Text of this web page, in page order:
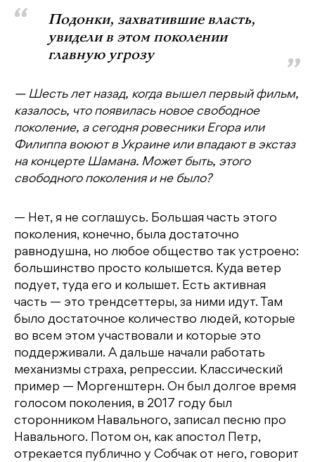
Подонки, захватившие власть,
увидели в этом поколении
главную угрозу
— Шесть лет назад, когда вышел первый фильм,
казалось, что появилась новое свободное
поколение, а сегодня ровесники Егора или
Филиппа воюют в Украине или впадают в экстаз
на концерте Шамана. Может быть, этого
свободного поколения и не было?
— Нет, я не соглашусь. Большая часть этого
поколения, конечно, была достаточно
равнодушна, но любое общество так устроено:
большинство просто колышется. Куда ветер
подует, туда его и колышет. Есть активная
часть — это трендсеттеры, за ними идут. Там
было достаточное количество людей, которые
во всем этом участвовали и которые это
поддерживали. А дальше начали работать
механизмы страха, репрессии. Классический
пример — Моргенштерн. Он был долгое время
голосом поколения, в 2017 году был
сторонником Навального, записал песню про
Навального. Потом он, как апостол Петр,
отрекается публично у Собчак от него, говорит